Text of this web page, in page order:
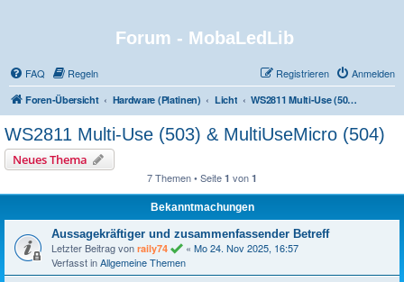
Forum - MobaLedLib
FAQ Regeln Anmelden
Registrieren
Foren-Übersicht Hardware (Platinen) Licht WS2811 Multi-Use (503) & MultiUseMicro (504)
WS2811 Multi-Use (503) & MultiUseMicro (504)
Neues Thema
7 Themen • Seite 1 von 1
Bekanntmachungen
Aussagekräftiger und zusammenfassender Betreff
Letzter Beitrag von raily74 « Mo 24. Nov 2025, 16:57
Verfasst inAllgemeine Themen